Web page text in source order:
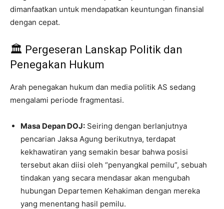
dimanfaatkan untuk mendapatkan keuntungan finansial
dengan cepat.
🏛️ Pergeseran Lanskap Politik dan
Penegakan Hukum
Arah penegakan hukum dan media politik AS sedang
mengalami periode fragmentasi.
Masa Depan DOJ: Seiring dengan berlanjutnya
pencarian Jaksa Agung berikutnya, terdapat
kekhawatiran yang semakin besar bahwa posisi
tersebut akan diisi oleh “penyangkal pemilu”, sebuah
tindakan yang secara mendasar akan mengubah
hubungan Departemen Kehakiman dengan mereka
yang menentang hasil pemilu.